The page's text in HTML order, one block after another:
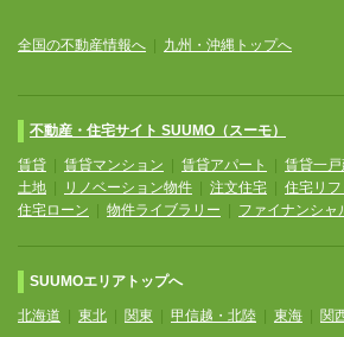
全国の不動産情報へ 九州・沖縄トップへ
不動産・住宅サイト SUUMO（スーモ）
賃貸 賃貸マンション 賃貸アパート 賃貸一戸
土地
リノベーション物件 注文住宅 住宅リ
住宅ローン
物件ライブラリー ファイナンシャ
SUUMOエリアトップへ
北海道 東北 関東 甲信越・北陸 東海 関